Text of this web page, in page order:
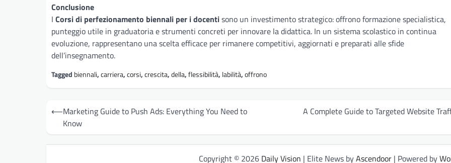
Conclusione
I Corsi di perfezionamento biennali per i docentisono un investimento strategico: offrono formazione specialistica,
punteggio utile in graduatoria e strumenti concreti per innovare la didattica. In un sistema scolastico in continua
evoluzione, rappresentano una scelta efficace per rimanere competitivi, aggiornati e preparati alle sfide
dell’insegnamento.
Tagged biennali,carriera,corsi,crescita,della,flessibilità, labilità,offrono
Post
navigation
⟵Marketing Guide to Push Ads: Everything You Need to
Know
A Complete Guide to Targeted Website
Copyright © 2026 Daily Vision | Elite News byAscendoor | Powered by